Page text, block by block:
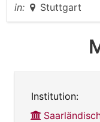
in:
Stuttgart
Institution: